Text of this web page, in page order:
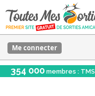
Me connecter
354 000 membres : TMS